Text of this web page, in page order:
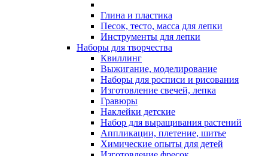
Глина и пластика
Песок, тесто, масса для лепки
Инструменты для лепки
Наборы для творчества
Квиллинг
Выжигание, моделирование
Наборы для росписи и рисования
Изготовление свечей, лепка
Гравюры
Наклейки детские
Набор для выращивания растений
Аппликации, плетение, шитье
Химические опыты для детей